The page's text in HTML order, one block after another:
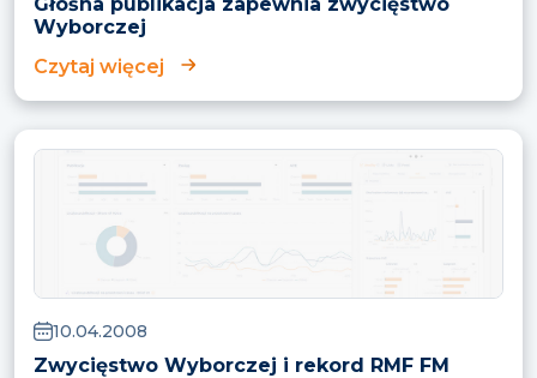
Wyborczej
Czytaj więcej
10.04.2008
Zwycięstwo Wyborczej i rekord RMF FM